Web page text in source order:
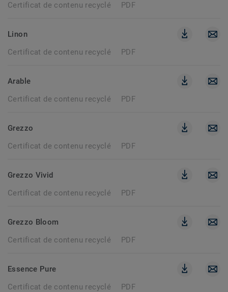
Certificat de contenu recyclé
PDF
Linon
Certificat de contenu recyclé
PDF
Arable
Certificat de contenu recyclé
PDF
Grezzo
Certificat de contenu recyclé
PDF
Grezzo Vivid
Certificat de contenu recyclé
PDF
Grezzo Bloom
Certificat de contenu recyclé
PDF
Essence Pure
Certificat de contenu recyclé
PDF